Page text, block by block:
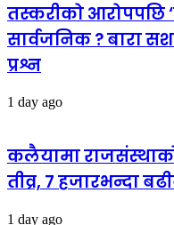
तस्करीको आरोपपछि
सार्वजनिक ? बारा
प्रश्न
1 day ago
कलैयामा
तीव्र, ७ हजारभन्दा
1 day ago